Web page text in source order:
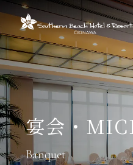
ップしてコンテンツに移動する
宴会・
Banquet